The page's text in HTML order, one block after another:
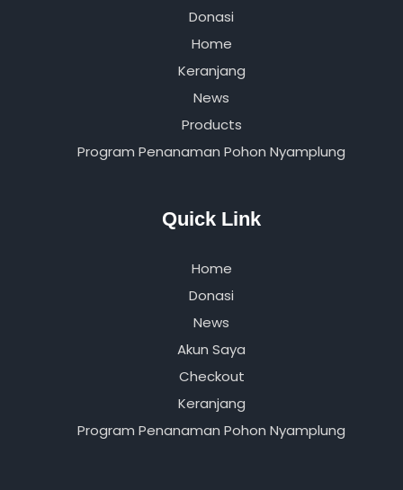
Donasi
Home
Keranjang
News
Products
Program Penanaman Pohon Nyamplung
Quick Link
Home
Donasi
News
Akun Saya
Checkout
Keranjang
Program Penanaman Pohon Nyamplung